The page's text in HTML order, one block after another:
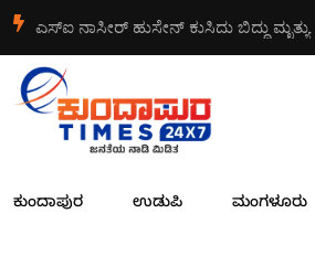
ಎಸ್ಐ ನಾಸೀರ್ ಹುಸೇನ್ ಕುಸಿದು ಬಿದ್ದು ಮೃತ್ಯು
ಕುಂದಾಪುರ ಉಡುಪಿ ಮಂಗಳೂರು